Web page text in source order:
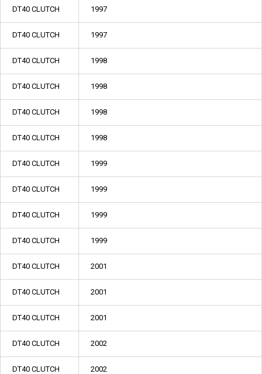
DT40 CLUTCH 1997
DT40 CLUTCH 1997
DT40 CLUTCH 1998
DT40 CLUTCH 1998
DT40 CLUTCH 1998
DT40 CLUTCH 1998
DT40 CLUTCH 1999
DT40 CLUTCH 1999
DT40 CLUTCH 1999
DT40 CLUTCH 1999
DT40 CLUTCH 2001
DT40 CLUTCH 2001
DT40 CLUTCH 2001
DT40 CLUTCH 2002
DT40 CLUTCH 2002